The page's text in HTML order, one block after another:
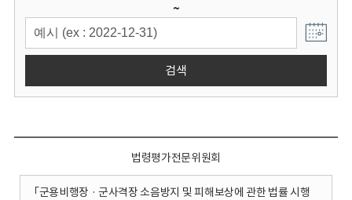
~
검색
법령평가전문위원회
「군용비행장 · 군사격장 소음방지 및 피해보상에 관한 법률 시행